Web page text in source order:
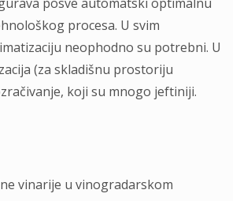
procesa. U svim
neophodno su potrebni. U
(za skladišnu prostoriju
koji su mnogo jeftiniji.
vinarije u vinogradarskom